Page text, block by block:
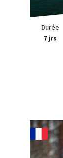
Durée
7 jrs